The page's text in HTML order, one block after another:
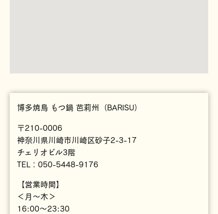
博多焼鳥 もつ鍋 芭莉州（BARISU）
〒210-0006
神奈川県川崎市川崎区砂子2-3-17
チェリオビル3階
TEL：050-5448-9176
【営業時間】
＜月～木＞
16:00～23:30